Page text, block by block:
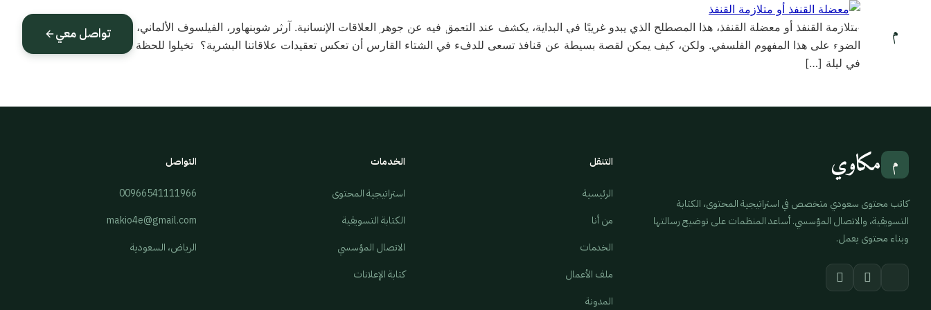
م مكاوي الرئيسية المدونة ملف أعمالي تواصل معي تواصل معيمتلازمة القنفذ أو معضلة القنفذ، هذا المصطلح الذي يبدو غريبًا في البداية، يكشف عند التعمق فيه عن جوهر العلاقات الإنسانية. آرثر شوبنهاور، الفيلسوف الألماني، هو من ألقى
الضوء على هذا المفهوم الفلسفي. ولكن، كيف يمكن لقصة بسيطة عن قنافذ تسعى للدفء في الشتاء القارس أن تعكس تعقيدات علاقاتنا البشرية؟ تخيلوا للحظة أنكم قنافذ
في ليلة […]
م مكاوي
كاتب محتوى سعودي متخصص في استراتيجية المحتوى، الكتابة
التسويقية، والاتصال المؤسسي. أساعد المنظمات على توضيح رسالتها
وبناء محتوى يعمل.
التنقل
الرئيسية
من أنا
الخدمات
ملف الأعمال
المدونة
الخدمات
استراتيجية المحتوى
الكتابة التسويقية
الاتصال المؤسسي
كتابة الإعلانات
التواصل
00966541111966
makio4e@gmail.com
الرياض، السعودية